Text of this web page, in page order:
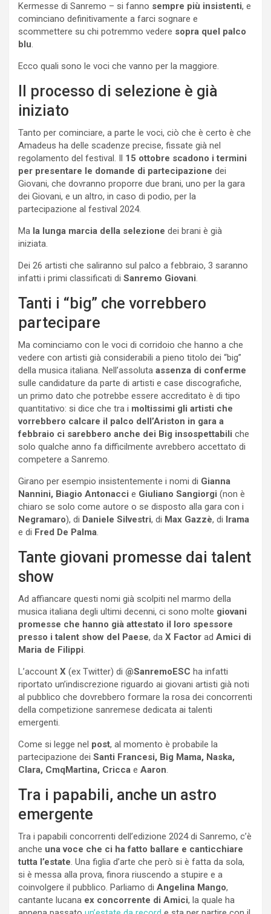
Kermesse di Sanremo – si fanno sempre più insistenti, e
cominciano definitivamente a farci sognare e
scommettere su chi potremmo vedere sopra quel palco
blu.
Ecco quali sono le voci che vanno per la maggiore.
Il processo di selezione è già
iniziato
Tanto per cominciare, a parte le voci, ciò che è certo è che
Amadeus ha delle scadenze precise, fissate già nel
regolamento del festival. Il 15 ottobre scadono i termini
per presentare le domande di partecipazione dei
Giovani, che dovranno proporre due brani, uno per la gara
dei Giovani, e un altro, in caso di podio, per la
partecipazione al festival 2024.
Ma la lunga marcia della selezione dei brani è già
iniziata.
Dei 26 artisti che saliranno sul palco a febbraio, 3 saranno
infatti i primi classificati di Sanremo Giovani.
Tanti i “big” che vorrebbero
partecipare
Ma cominciamo con le voci di corridoio che hanno a che
vedere con artisti già considerabili a pieno titolo dei “big”
della musica italiana. Nell’assoluta assenza di conferme
sulle candidature da parte di artisti e case discografiche,
un primo dato che potrebbe essere accreditato è di tipo
quantitativo: si dice che tra i moltissimi gli artisti che
vorrebbero calcare il palco dell’Ariston in gara a
febbraio ci sarebbero anche dei Big insospettabili che
solo qualche anno fa difficilmente avrebbero accettato di
competere a Sanremo.
Girano per esempio insistentemente i nomi di Gianna
Nannini, Biagio Antonacci e Giuliano Sangiorgi (non è
chiaro se solo come autore o se disposto alla gara con i
Negramaro), di Daniele Silvestri, di Max Gazzè, di Irama
e di Fred De Palma.
Tante giovani promesse dai talent
show
Ad affiancare questi nomi già scolpiti nel marmo della
musica italiana degli ultimi decenni, ci sono molte giovani
promesse che hanno già attestato il loro spessore
presso i talent show del Paese, da X Factor ad Amici di
Maria de Filippi.
L’account X (ex Twitter) di @SanremoESC ha infatti
riportato un’indiscrezione riguardo ai giovani artisti già noti
al pubblico che dovrebbero formare la rosa dei concorrenti
della competizione sanremese dedicata ai talenti
emergenti.
Come si legge nel post, al momento è probabile la
partecipazione dei Santi Francesi, Big Mama, Naska,
Clara, CmqMartina, Cricca e Aaron.
Tra i papabili, anche un astro
emergente
Tra i papabili concorrenti dell’edizione 2024 di Sanremo, c’è
anche una voce che ci ha fatto ballare e canticchiare
tutta l’estate. Una figlia d’arte che però si è fatta da sola,
si è messa alla prova, finora riuscendo a stupire e a
coinvolgere il pubblico. Parliamo di Angelina Mango,
cantante lucana ex concorrente di Amici, la quale ha